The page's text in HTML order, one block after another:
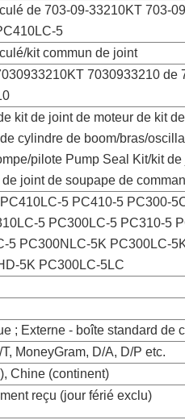
de 703-09-33210KT 703-
5
kit commun de joint
7030933210 de
kit de joint de moteur de kit
cylindre de boom/bras/
pilote Pump Seal Kit/kit
joint de soupape de
5 PC410-5 PC300-
5 PC300LC-5 PC310-5
5 PC300NLC-5K PC300LC-
5K PC300LC-5LC
; Externe - boîte standard de
MoneyGram, D/A, D/P etc.
Chine (continent)
reçu (jour férié exclu)